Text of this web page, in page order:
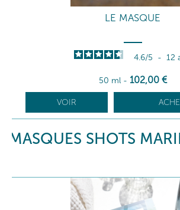
LE MASQUE
4.6/5 - 12
50 ml - 102,00 €
VOIR
MASQUES SHOTS